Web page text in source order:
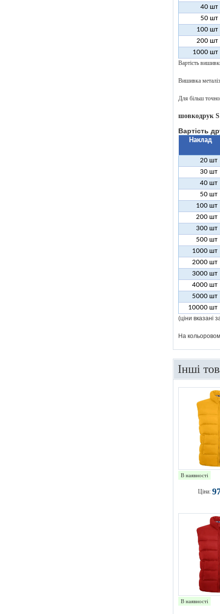
40 шт
50 шт
100 шт
200 шт
1000 шт
Вартість
Вишивка
Для більш
шовкодрук
Вартість
Наклад
20 шт
30 шт
40 шт
50 шт
100 шт
200 шт
300 шт
500 шт
1000 шт
2000 шт
3000 шт
4000 шт
5000 шт
10000 шт
(ціни вказані
На
Інші
В наявності
Ціна:
В наявності